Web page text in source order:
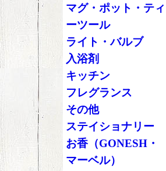
マグ・ポット・ティ
ーツール
ライト・バルブ
入浴剤
キッチン
フレグランス
その他
ステイショナリー
お香（GONESH・
マーベル）